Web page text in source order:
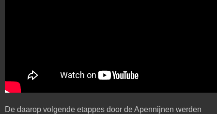
De daarop volgende etappes door de Apennijnen werden